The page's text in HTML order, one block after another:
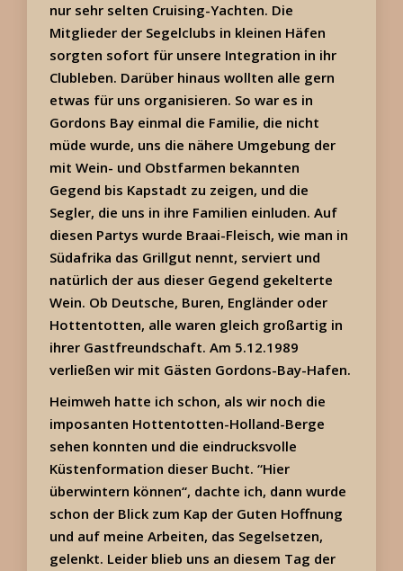
nur sehr selten Cruising-Yachten. Die
Mitglieder der Segelclubs in kleinen Häfen
sorgten sofort für unsere Integration in ihr
Clubleben. Darüber hinaus wollten alle gern
etwas für uns organisieren. So war es in
Gordons Bay einmal die Familie, die nicht
müde wurde, uns die nähere Umgebung der
mit Wein- und Obstfarmen bekannten
Gegend bis Kapstadt zu zeigen, und die
Segler, die uns in ihre Familien einluden. Auf
diesen Partys wurde Braai-Fleisch, wie man in
Südafrika das Grillgut nennt, serviert und
natürlich der aus dieser Gegend gekelterte
Wein. Ob Deutsche, Buren, Engländer oder
Hottentotten, alle waren gleich großartig in
ihrer Gastfreundschaft. Am 5.12.1989
verließen wir mit Gästen Gordons-Bay-Hafen.
Heimweh hatte ich schon, als wir noch die
imposanten Hottentotten-Holland-Berge
sehen konnten und die eindrucksvolle
Küstenformation dieser Bucht. “Hier
überwintern können“, dachte ich, dann wurde
schon der Blick zum Kap der Guten Hoffnung
und auf meine Arbeiten, das Segelsetzen,
gelenkt. Leider blieb uns an diesem Tag der